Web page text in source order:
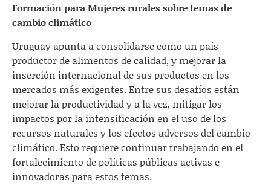
Formación para Mujeres rurales sobre temas de
cambio climático
Uruguay apunta a consolidarse como un país
productor de alimentos de calidad, y mejorar la
inserción internacional de sus productos en los
mercados más exigentes. Entre sus desafíos están
mejorar la productividad y a la vez, mitigar los
impactos por la intensificación en el uso de los
recursos naturales y los efectos adversos del cambio
climático. Esto requiere continuar trabajando en el
fortalecimiento de políticas públicas activas e
innovadoras para estos temas.